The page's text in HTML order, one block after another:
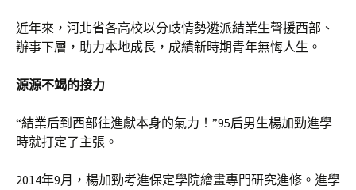
近年來，河北省各高校以分歧情勢遴派結業生聲援西部、
辦事下層，助力本地成長，成績新時期青年無悔人生。
源源不竭的接力
“結業后到西部往進獻本身的氣力！”95后男生楊加勁進學
時就打定了主張。
2014年9月，楊加勁考進保定學院繪畫專門研究進修。進學